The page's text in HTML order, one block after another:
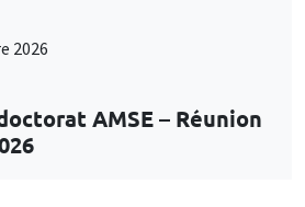
2026
AMSE – Réunion